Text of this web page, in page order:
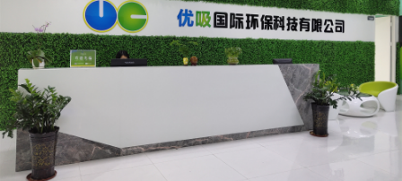
境工程高级工程师》室内
空气治理资格认证的治理
人员、掌握室内空气净化
治理实用技术和五项专利
技术、八项计算机软件著
作权登记证书等。研发实